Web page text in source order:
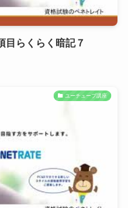
らくらく暗記７
ユーチューブ講座